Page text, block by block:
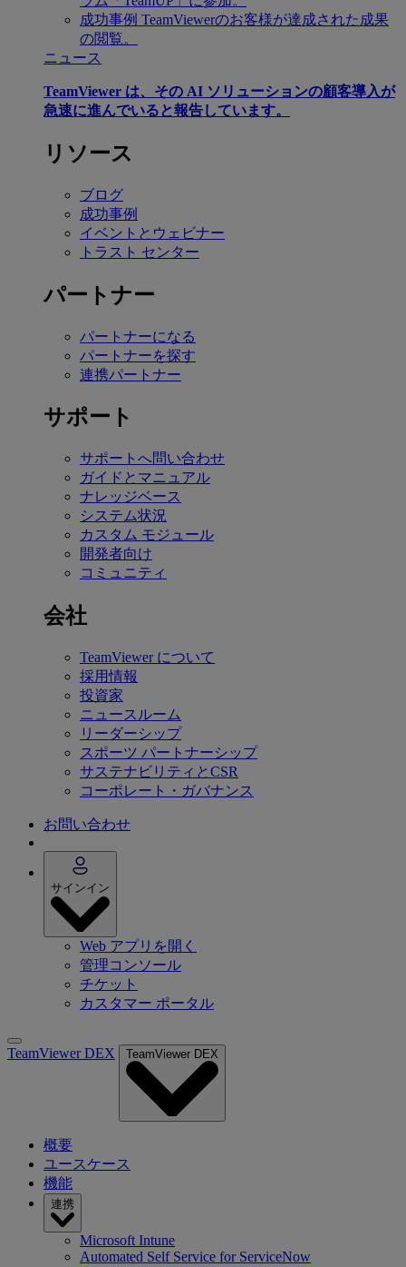
成功事例 TeamViewerのお客様が達成された成果
の閲覧。
ニュース
TeamViewer は、その AI ソリューションの顧客導入が
急速に進んでいると報告しています。
リソース
ブログ
成功事例
イベントとウェビナー
トラスト センター
パートナー
パートナーになる
パートナーを探す
連携パートナー
サポート
サポートへ問い合わせ
ガイドとマニュアル
ナレッジベース
システム状況
カスタム モジュール
開発者向け
コミュニティ
会社
TeamViewer について
採用情報
投資家
ニュースルーム
リーダーシップ
スポーツ パートナーシップ
サステナビリティとCSR
コーポレート・ガバナンス
お問い合わせ
サインイン
Web アプリを開く
管理コンソール
チケット
カスタマー ポータル
TeamViewer DEX TeamViewer DEX
概要
ユースケース
機能
連携
Microsoft Intune
Automated Self Service for ServiceNow